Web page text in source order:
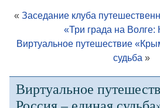
« Заседание клуба
«Три града на Волге:
Виртуальное путешествие
судьба »
Виртуальное